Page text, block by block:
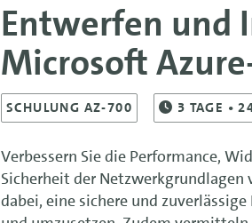
Entwerfen und
Microsoft
SCHULUNG AZ-700 3 TAGE •
Verbessern Sie die Performance,
Sicherheit der
dabei, eine sichere und